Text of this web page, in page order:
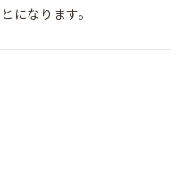
になります。